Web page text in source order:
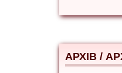
АРХІВ /